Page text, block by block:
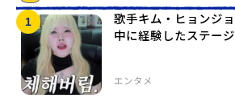
エンタメ
歌手キム・ヒョンジ
中に経験したステー